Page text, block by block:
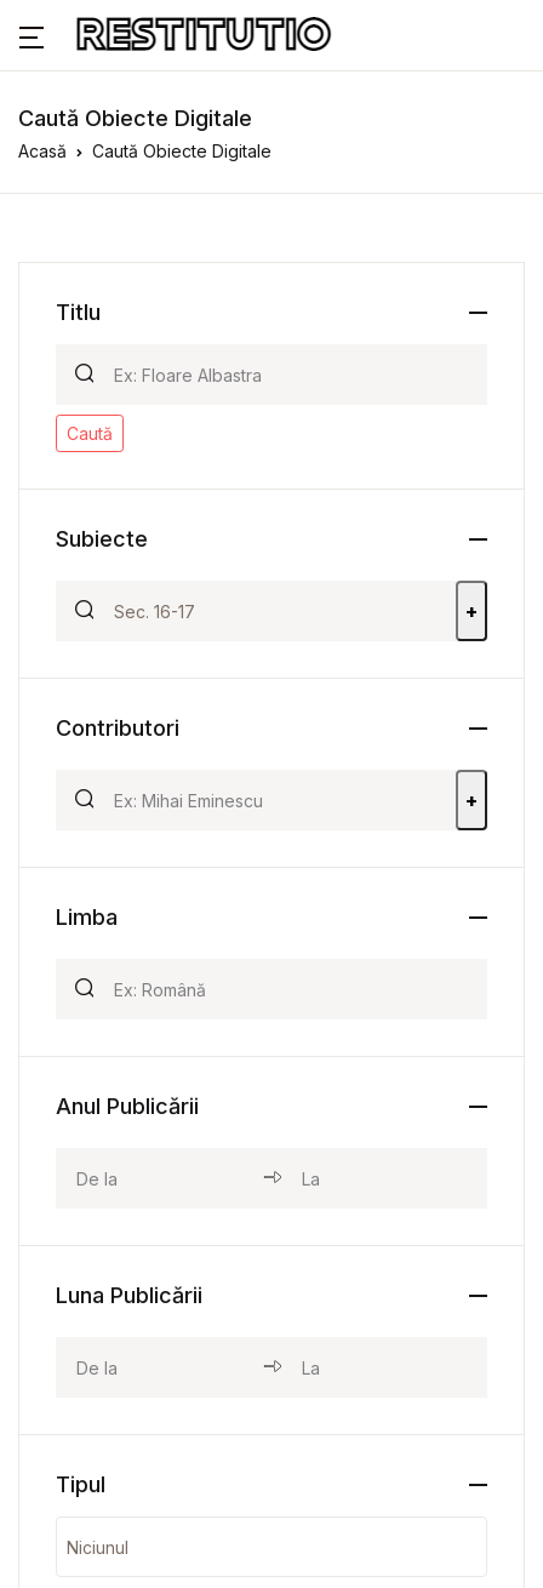
Caută Obiecte Digitale
Acasă Caută Obiecte Digitale
Titlu
Caută
Subiecte
+
Contributori
+
Limba
Anul Publicării
Luna Publicării
Tipul